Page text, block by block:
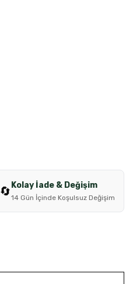
🔄 Kolay İade & Değişim
14 Gün İçinde Koşulsuz Değişim